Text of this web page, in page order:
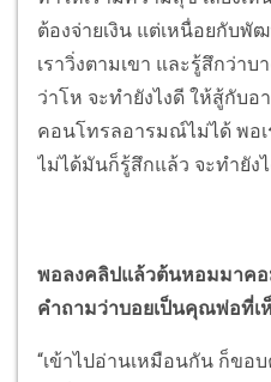
ต้องจ่ายเงิน แต่เหนื่อยกับพั
เราวิ่งตามเขา และรู้สึกว่าบ
ว่าโห จะทำยังไงดี ให้สู้กับ
คอนโทรลอารมณ์ไม่ได้ พอเ
ไม่ได้มันก็รู้สึกแล้ว จะทำยัง
พอลงคลิปแล้วต้นหอมมาคอ
คำถามว่าบอยเป็นคุณพ่อที่เ
“เข้าไปอ่านเหมือนกัน ก็ข